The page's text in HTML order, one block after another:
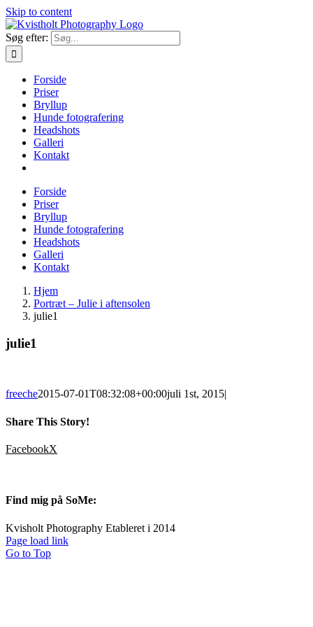
Skip to content
Søg efter:
Forside
Priser
Bryllup
Hunde fotografering
Headshots
Galleri
Kontakt
Forside
Priser
Bryllup
Hunde fotografering
Headshots
Galleri
Kontakt
Hjem
Portræt – Julie i aftensolen
julie1
julie1
freeche2015-07-01T08:32:08+00:00juli 1st, 2015|
Share This Story!
FacebookX
Find mig på SoMe:
Kvisholt Photography Etableret i 2014
Page load link
Go to Top